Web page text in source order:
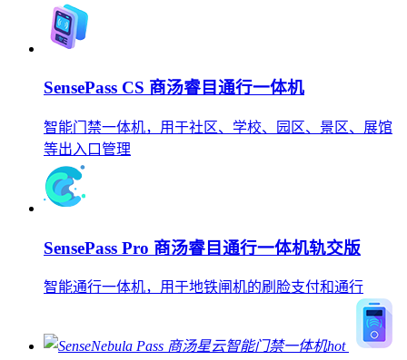
SensePass CS 商汤睿目通行一体机
智能门禁一体机，用于社区、学校、园区、景区、展馆
等出入口管理
SensePass Pro 商汤睿目通行一体机轨交版
智能通行一体机，用于地铁闸机的刷脸支付和通行
hot